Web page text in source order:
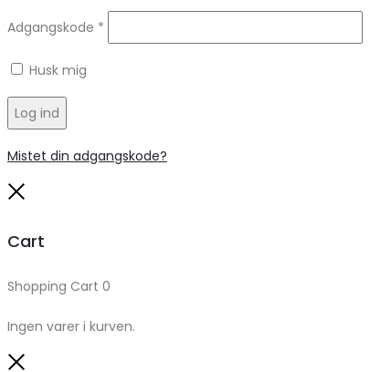
Adgangskode *
Husk mig
Log ind
Mistet din adgangskode?
Cart
Shopping Cart 0
Ingen varer i kurven.